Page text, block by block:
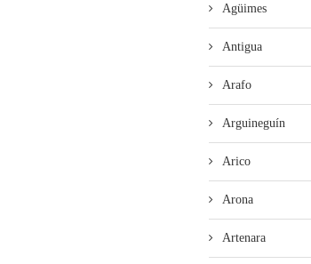
Agüimes
Antigua
Arafo
Arguineguín
Arico
Arona
Artenara